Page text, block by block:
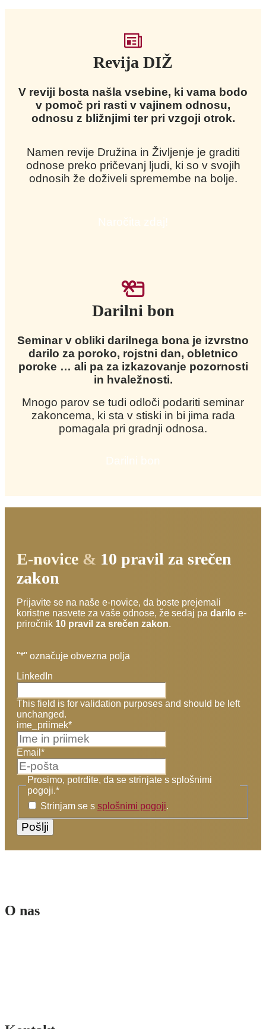
Revija DIŽ
V reviji bosta našla vsebine, ki vama bodo
v pomoč pri rasti v vajinem odnosu,
odnosu z bližnjimi ter pri vzgoji otrok.
Namen revije Družina in Življenje je graditi
odnose preko pričevanj ljudi, ki so v svojih
odnosih že doživeli spremembe na bolje.
Darilni bon
Seminar v obliki darilnega bona je izvrstno
darilo za poroko, rojstni dan, obletnico
poroke … ali pa za izkazovanje pozornosti
in hvaležnosti.
Mnogo parov se tudi odloči podariti seminar
zakoncema, ki sta v stiski in bi jima rada
pomagala pri gradnji odnosa.
E-novice & 10 pravil za srečen
zakon
Prijavite se na naše e-novice, da boste prejemali
koristne nasvete za vaše odnose, že sedaj pa darilo e-
priročnik 10 pravil za srečen zakon.
"*" označuje obvezna polja
LinkedIn
This field is for validation purposes and should be left
unchanged.
ime_priimek*
Email *
Prosimo, potrdite, da se strinjate s splošnimi
pogoji.*
Strinjam se s splošnimi pogoji.
O nas